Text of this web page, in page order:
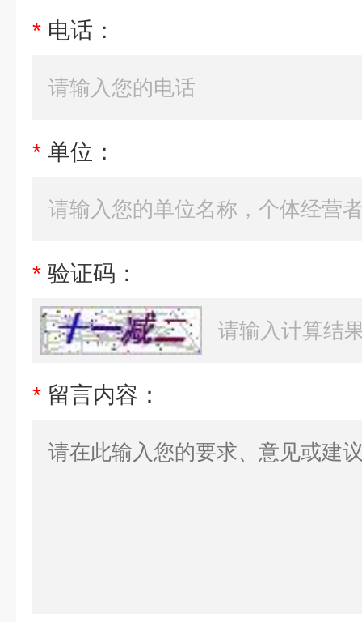
* 电话：
* 单位：
* 验证码：
* 留言内容：